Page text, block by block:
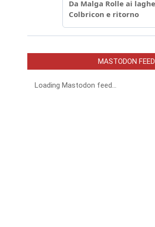
MASTODON FEED
Loading Mastodon feed...